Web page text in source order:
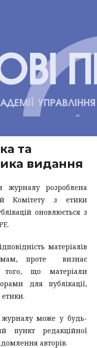
та
видання
журналу розроблена
Комітету з етики
оновлюється з
матеріалів
проте визнає
того, що матеріали
для публікації,
журналу може у будь-
пункт редакційної
авторів.